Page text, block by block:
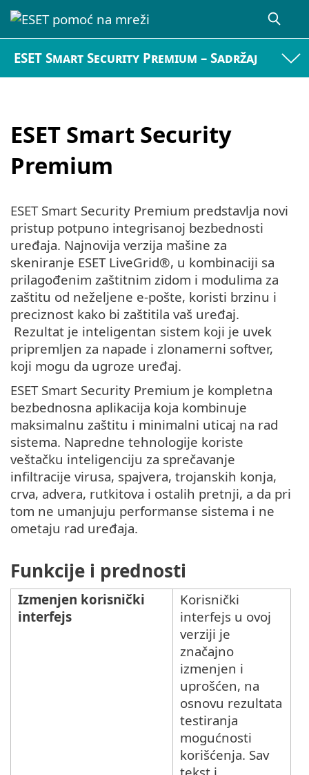
ESET Smart Security Premium – Sadržaj
ESET Smart Security
Premium
ESET Smart Security Premium predstavlja novi
pristup potpuno integrisanoj bezbednosti
uređaja. Najnovija verzija mašine za
skeniranje ESET LiveGrid®, u kombinaciji sa
prilagođenim zaštitnim zidom i modulima za
zaštitu od neželjene e-pošte, koristi brzinu i
preciznost kako bi zaštitila vaš uređaj.
Rezultat je inteligentan sistem koji je uvek
pripremljen za napade i zlonamerni softver,
koji mogu da ugroze uređaj.
ESET Smart Security Premium je kompletna
bezbednosna aplikacija koja kombinuje
maksimalnu zaštitu i minimalni uticaj na rad
sistema. Napredne tehnologije koriste
veštačku inteligenciju za sprečavanje
infiltracije virusa, spajvera, trojanskih konja,
crva, advera, rutkitova i ostalih pretnji, a da pri
tom ne umanjuju performanse sistema i ne
ometaju rad uređaja.
Funkcije i prednosti
Izmenjen korisnički
interfejs
Korisnički
interfejs u ovoj
verziji je
značajno
izmenjen i
uprošćen, na
osnovu rezultata
testiranja
mogućnosti
korišćenja. Sav